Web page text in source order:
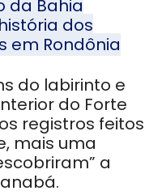
da Bahia
dos
em Rondônia
do labirinto e
do Forte
registros feitos
mais uma
a